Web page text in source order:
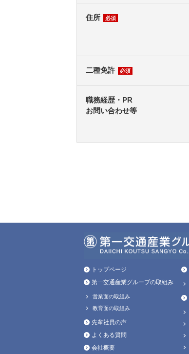
住所 必須
二種免許 必須
職務経歴・PR
お問い合わせ等
トップページ
第一交通産業グループの取組み
営業面の取組み
教育面の取組み
先輩社員の声
よくある質問
会社概要